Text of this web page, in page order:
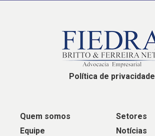
Política de privacidade
Quem somos
Equipe
Setores
Notícias